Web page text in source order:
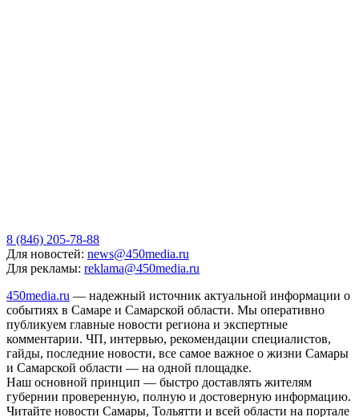
8 (846) 205-78-88
Для новостей: news@450media.ru
Для рекламы: reklama@450media.ru
450media.ru — надежный источник актуальной информации о
событиях в Самаре и Самарской области. Мы оперативно
публикуем главные новости региона и экспертные
комментарии. ЧП, интервью, рекомендации специалистов,
гайды, последние новости, все самое важное о жизни Самары
и Самарской области — на одной площадке.
Наш основной принцип — быстро доставлять жителям
губернии проверенную, полную и достоверную информацию.
Читайте новости Самары, Тольятти и всей области на портале